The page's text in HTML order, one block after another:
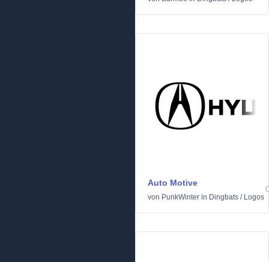
Auto Motive
von PunkWinter in Dingbats / Logos